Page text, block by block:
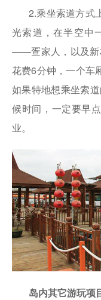
2.乘坐索道方式
光索道，在半空中
——疍家人，以及新
花费6分钟，一个车
如果特地想乘坐索
候时间，一定要早
业。
岛内其它游玩项